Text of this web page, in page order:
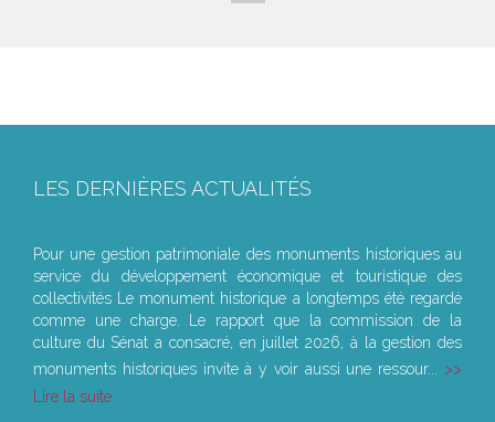
LES DERNIÈRES ACTUALITÉS
Pour une gestion patrimoniale des monuments historiques au
service du développement économique et touristique des
collectivités Le monument historique a longtemps été regardé
comme une charge. Le rapport que la commission de la
culture du Sénat a consacré, en juillet 2026, à la gestion des
monuments historiques invite à y voir aussi une ressour...
Lire la suite